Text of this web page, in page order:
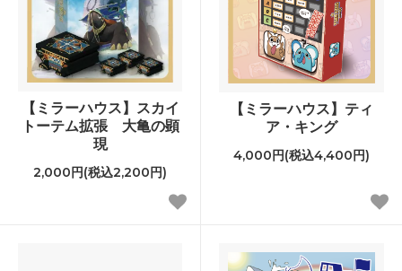
【ミラーハウス】スカイ
トーテム拡張 大亀の顕
現
2,000円(税込2,200円)
【ミラーハウス】ティ
ア・キング
4,000円(税込4,400円)